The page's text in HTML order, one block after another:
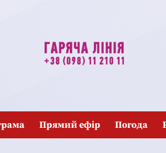
Прямий ефір Погода